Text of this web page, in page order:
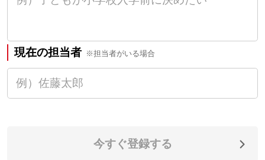
現在の担当者 ※担当者がいる場合
今すぐ登録する